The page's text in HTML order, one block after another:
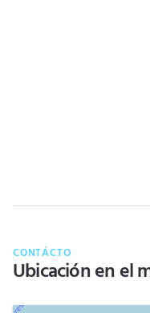
CONTÁCTO
Ubicación en el